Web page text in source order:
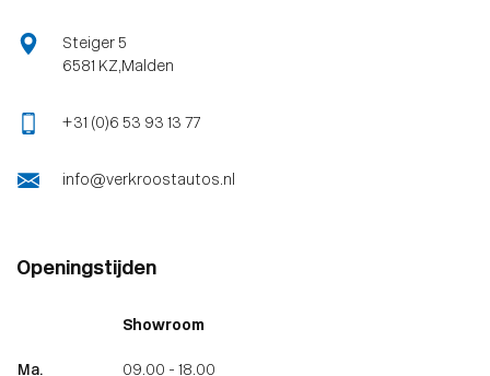
Steiger 5
6581 KZ , Malden
+31 (0)6 53 93 13 77
info@verkroostautos.nl
Openingstijden
Showroom
Ma.
09.00 - 18.00